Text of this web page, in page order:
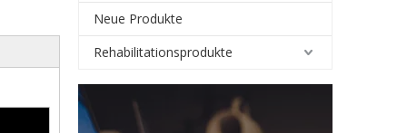
Neue Produkte
Rehabilitationsprodukte